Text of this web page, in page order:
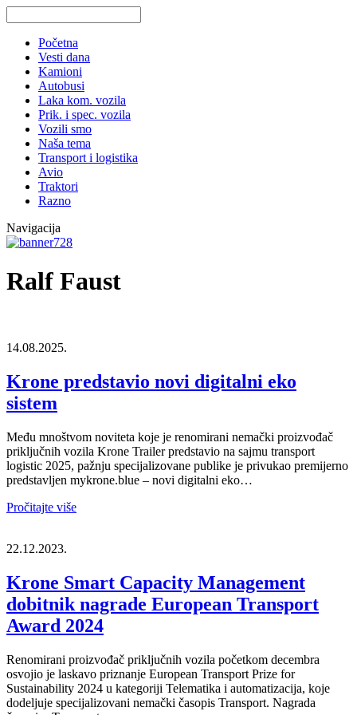
Početna
Vesti dana
Kamioni
Autobusi
Laka kom. vozila
Prik. i spec. vozila
Vozili smo
Naša tema
Transport i logistika
Avio
Traktori
Razno
Navigacija
Ralf Faust
14.08.2025.
Krone predstavio novi digitalni eko
sistem
Među mnoštvom noviteta koje je renomirani nemački proizvođač
priključnih vozila Krone Trailer predstavio na sajmu transport
logistic 2025, pažnju specijalizovane publike je privukao premijerno
predstavljen mykrone.blue – novi digitalni eko…
Pročitajte više
22.12.2023.
Krone Smart Capacity Management
dobitnik nagrade European Transport
Award 2024
Renomirani proizvođač priključnih vozila početkom decembra
osvojio je laskavo priznanje European Transport Prize for
Sustainability 2024 u kategoriji Telematika i automatizacija, koje
dodeljuje specijalizovani nemački časopis Transport. Nagrada